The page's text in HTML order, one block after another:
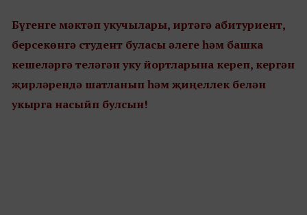
Бүгенге мәктәп укучылары, иртәгә абитуриент,
берсекөнгә студент буласы әлеге һәм башка
кешеләргә теләгән уку йортларына кереп, кергән
җирләрендә шатланып һәм җиңеллек белән
укырга насыйп булсын!